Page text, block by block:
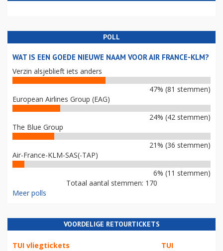
POLL
WAT IS EEN GOEDE NIEUWE NAAM VOOR AIR FRANCE-KLM?
Verzin alsjeblieft iets anders
47% (81 stemmen)
European Airlines Group (EAG)
24% (42 stemmen)
The Blue Group
21% (36 stemmen)
Air-France-KLM-SAS(-TAP)
6% (11 stemmen)
Totaal aantal stemmen: 170
Meer polls
VOORDELIGE RETOURTICKETS
TUI vliegtickets TUI